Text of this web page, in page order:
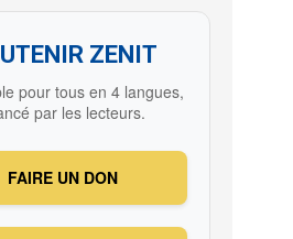
ZENIT
pour tous en 4 langues,
par les lecteurs.
FAIRE UN DON